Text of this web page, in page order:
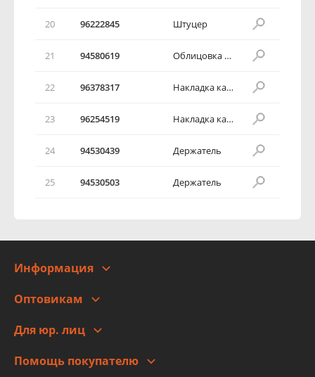
20 96222845 Штуцер
21 94580619 Облицовка гнезда упора капота
22 96378317 Накладка капота моторного отсека
23 96254519 Накладка капота моторного отсека
24 94530439 Держатель
25 94530503 Держатель
Информация
Адреса
Новости
Оптовикам
Для юр. лиц
Помощь покупателю